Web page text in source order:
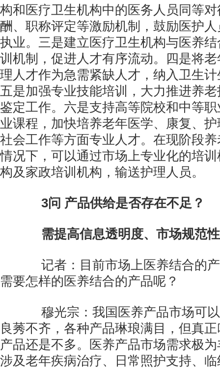
构和医疗卫生机构中的医务人员同等
酬、职称评定等激励机制，鼓励医护
执业。三是建立医疗卫生机构与医养
训机制，促进人才有序流动。四是将
理人才作为急需紧缺人才，纳入卫生
五是加强专业技能培训，大力推进养
鉴定工作。六是支持高等院校和中等
业课程，加快培养老年医学、康复、
社会工作等方面专业人才。在现阶段
情况下，可以通过市场上专业化的培
构及家政培训机构，输送护理人员。
3问 产品供给是否存在不足？
需提高信息透明度、市场规范
记者：目前市场上医养结合的产
需要怎样的医养结合的产品呢？
穆光宗：我国医养产品市场可以
良莠不齐，各种产品琳琅满目，但真
产品还是不多。医养产品市场需求极
涉及老年疾病治疗、日常照护支持、